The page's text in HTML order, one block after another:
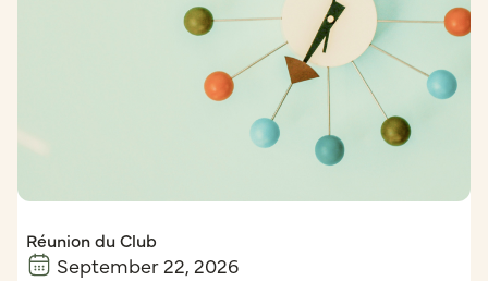
Réunion du Club
September 22, 2026